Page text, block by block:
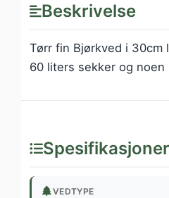
Beskrivelse
Tørr fin Bjørkved i 30cm
60 liters sekker og noen
Spesifikasjoner
VEDTYPE